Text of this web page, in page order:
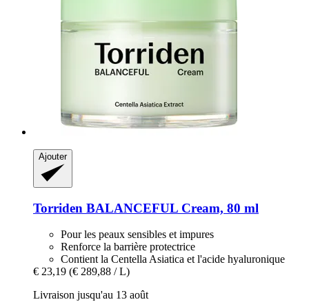
Ajouter
Torriden BALANCEFUL Cream, 80 ml
Pour les peaux sensibles et impures
Renforce la barrière protectrice
Contient la Centella Asiatica et l'acide hyaluronique
€ 23,19 (€ 289,88 / L)
Livraison jusqu'au 13 août